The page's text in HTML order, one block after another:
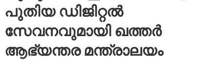
പുതിയ ഡിജിറ്റൽ
സേവനവുമായി ഖത്തർ
ആഭ്യന്തര മന്ത്രാലയം